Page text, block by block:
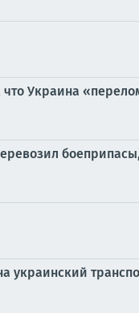
Украина
украинский